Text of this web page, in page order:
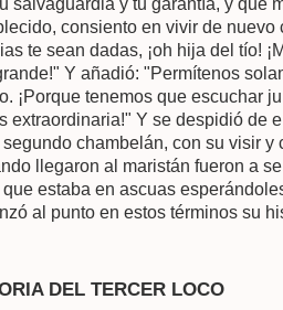
salvaguardia y tu garantía, y que
consiento en vivir de
te sean dadas, ¡oh hija del tío!
Y añadió: "Permítenos
¡Porque tenemos que escuchar
extraordinaria!" Y se despidió de
chambelán, con su visir y
llegaron al maristán fueron a
que estaba en ascuas
al punto en estos términos su
DEL TERCER LOCO